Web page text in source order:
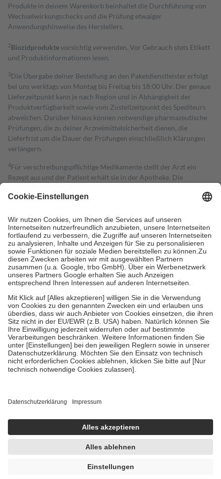
Produkte in deinem Warenkorb beinhaltet die Durchführung von
Wechselwirkungschecks und die Prüfung etwaiger
Anwendungshinweise des Herstellers.
2Biozidproduktevorsichtig verwenden. Vor Gebrauch stets Etikett
und Produktinformationen lesen.
3Die Übergabe deiner Bestellung an den Paketdienstleister erfolgt
bei uns werktags von Montag bis Freitag bis 18:00 Uhr. Der genaue
Lieferzeitpunkt kann je nach Region und in Abhängigkeit der
Produktverfügbarkeit sowie vom Zustellzeitpunkt des Spediteurs
abweichen. Darüber hinaus können notwendige pharmazeutische
Prüfungen, die zu deiner Arzneimittelsicherheit dienen, die
Lieferfrist um die Dauer der Prüfungen einschließlich Klärungen
verlängern.
4Für verschreibungspflichtige Medikamente stellt der Arzt ein
Rezept aus und der Patient erhält sie in der Apotheke. Die
Kosten dafür, der Versicherte trägt einen Teil davon als Zuzahlung
Grundsätzlich leisten Mitglieder Zuzahlungen in Höhe von zehn
Prozent des Abgabepreises,mindestensjedochfünf Euround
höchstens zehn Euro.Es sind jedoch nie mehr als die tatsächlichen
Kosten der Leistung zu entrichten.
Diese Regeln gelten grundsätzlich auch für Online-Apotheken.
Bei Heilmitteln und häuslicher Krankenpflege beträgt die
Zuzahlung zehn Prozent der Kosten sowie zehn Euro je
Um das Engagement der Versicherten für ihre eigene Gesundheit zu
stärken und die besondere Stellung der Familie zu unterstützen,
fallenkeine Zuzahlungen an bei:
• Kindern und Jugendlichen bis zum vollendeten 18. Lebensjahr
mit Ausnahme der Fahrkosten
• Untersuchungen zur Vorsorge und Früherkennung, die von der
GKV getragen werden
• empfohlenen Schutzimpfungen
Wir nutzen Trusted Shops als unabhängigen Dienstleister für die
getroffen, um sicherzustellen, dass es sich um echte Bewertungen
handelt. Mehr Informationen findest du hier:
https://help.etrusted.com/hc/de/articles/4419944605341
Einige Bilder und Inhalte wurden unter Zuhilfenahme künstlicher